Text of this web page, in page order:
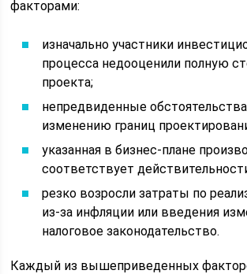
факторами:
изначально участники
процесса недооценили полную
проекта;
непредвиденные
изменению границ
указанная в бизнес-плане
соответствует
резко возросли затраты по
из-за инфляции или введения
налоговое законодательство.
Каждый из вышеприведенных